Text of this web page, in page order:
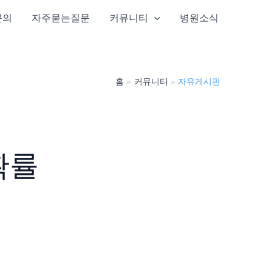
자주묻는질문 커뮤니티 병원소식
홈 커뮤니티 자유게시판
률